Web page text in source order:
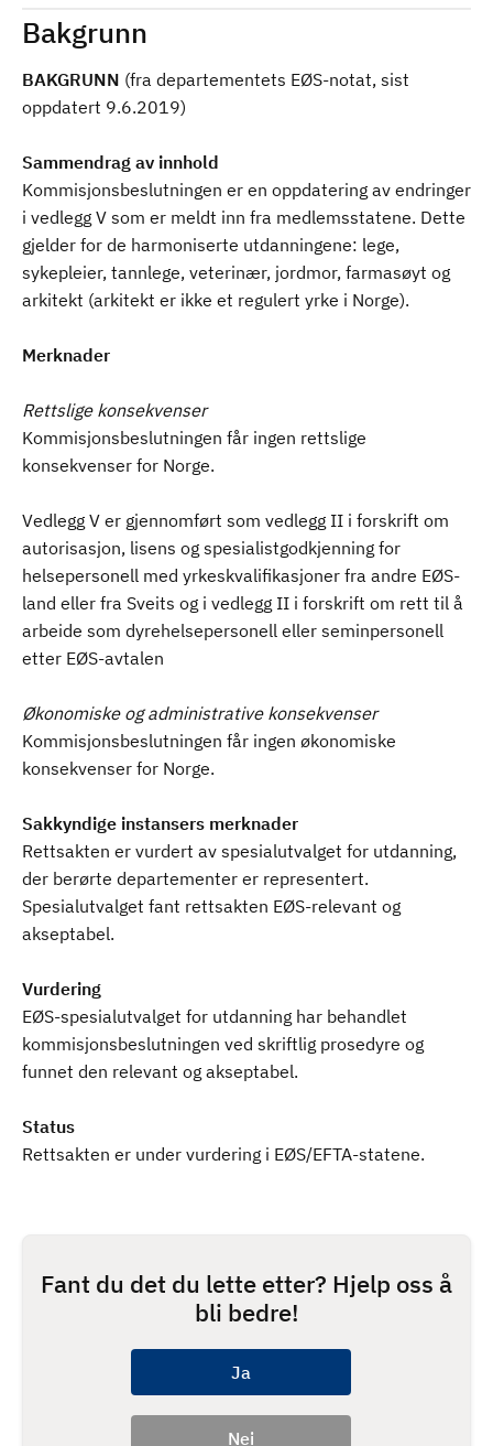
Bakgrunn
BAKGRUNN (fra departementets EØS-notat, sist
oppdatert 9.6.2019)
Sammendrag av innhold
Kommisjonsbeslutningen er en oppdatering av endringer
i vedlegg V som er meldt inn fra medlemsstatene. Dette
gjelder for de harmoniserte utdanningene: lege,
sykepleier, tannlege, veterinær, jordmor, farmasøyt og
arkitekt (arkitekt er ikke et regulert yrke i Norge).
Merknader
Rettslige konsekvenser
Kommisjonsbeslutningen får ingen rettslige
konsekvenser for Norge.
Vedlegg V er gjennomført som vedlegg II i forskrift om
autorisasjon, lisens og spesialistgodkjenning for
helsepersonell med yrkeskvalifikasjoner fra andre EØS-
land eller fra Sveits og i vedlegg II i forskrift om rett til å
arbeide som dyrehelsepersonell eller seminpersonell
etter EØS-avtalen
Økonomiske og administrative konsekvenser
Kommisjonsbeslutningen får ingen økonomiske
konsekvenser for Norge.
Sakkyndige instansers merknader
Rettsakten er vurdert av spesialutvalget for utdanning,
der berørte departementer er representert.
Spesialutvalget fant rettsakten EØS-relevant og
akseptabel.
Vurdering
EØS-spesialutvalget for utdanning har behandlet
kommisjonsbeslutningen ved skriftlig prosedyre og
funnet den relevant og akseptabel.
Status
Rettsakten er under vurdering i EØS/EFTA-statene.
Fant du det du lette etter? Hjelp oss å
bli bedre!